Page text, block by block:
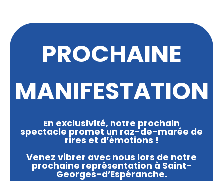
PROCHAINE
MANIFESTATION
En exclusivité, notre prochain
spectacle promet un raz-de-marée de
rires et d’émotions !
Venez vibrer avec nous lors de notre
prochaine représentation à Saint-
Georges-d’Espéranche.